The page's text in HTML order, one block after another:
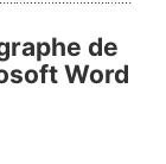
de
Word